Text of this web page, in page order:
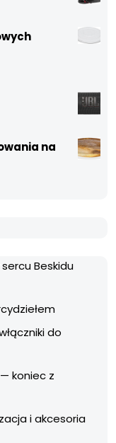
na
Beskidu
do
koniec z
i akcesoria